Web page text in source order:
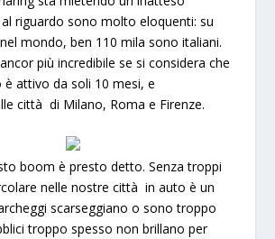
riguardo sono molto eloquenti: su
mondo, ben 110 mila sono italiani.
più incredibile se si considera che
è attivo da soli 10 mesi, e
città di Milano, Roma e Firenze.
boom è presto detto. Senza troppi
nelle nostre città in auto è un
scarseggiano o sono troppo
troppo spesso non brillano per